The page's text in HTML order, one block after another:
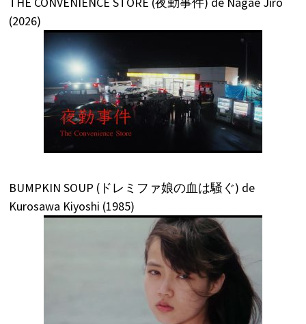
(2026)
BUMPKIN SOUP (ドレミファ娘の血は騒ぐ) de
Kurosawa Kiyoshi (1985)